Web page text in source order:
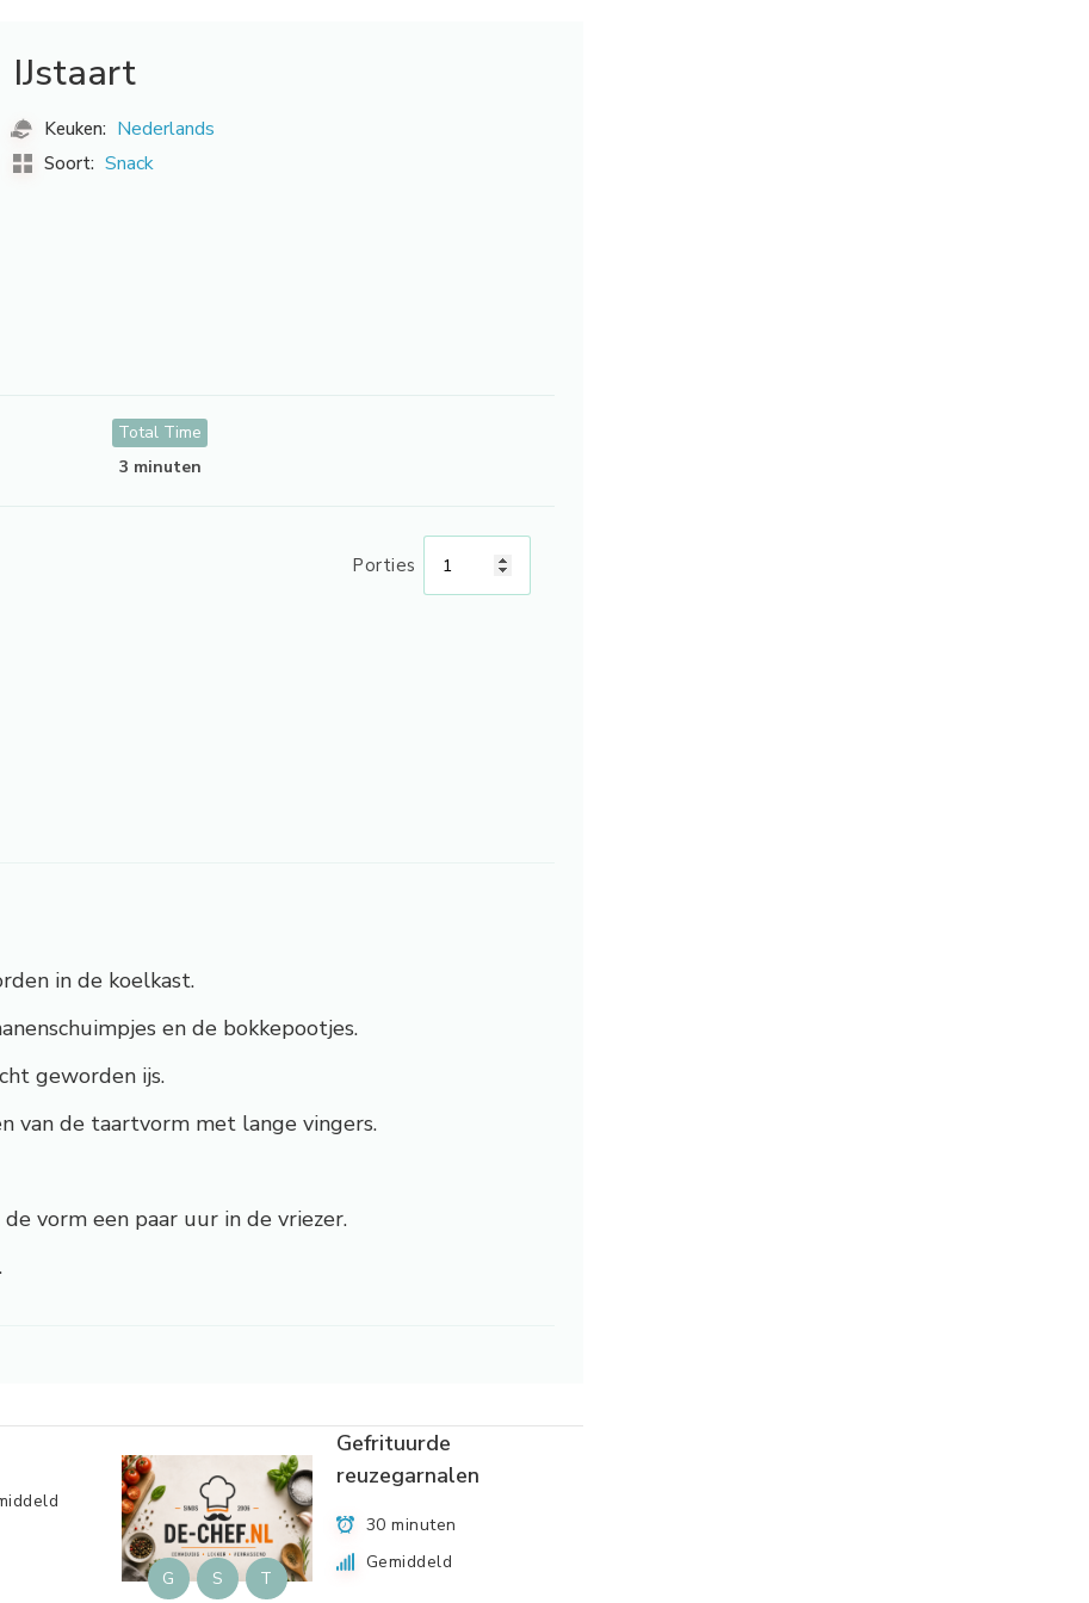
IJstaart
Keuken: Nederlands
Soort: Snack
Total Time
3 minuten
Porties
in de koelkast.
en de bokkepootjes.
geworden ijs.
van de taartvorm met lange vingers.
vorm een paar uur in de vriezer.
G S T
Gefrituurde
reuzegarnalen
30 minuten
Gemiddeld